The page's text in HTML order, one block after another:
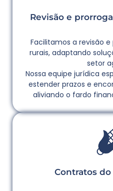
Revisão e
Facilitamos a revisão
rurais, adaptando
setor
Nossa equipe jurídica
estender prazos e
aliviando o fardo
Contratos